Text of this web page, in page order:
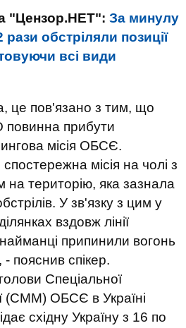
"Цензор.НЕТ": За минулу
обстріляли позиції
всі види
це пов'язано з тим, що
повинна прибути
місія ОБСЄ.
місія на чолі з
територію, яка зазнала
У зв'язку з цим у
вздовж лінії
найманці припинили вогонь
пояснив спікер.
Спеціальної
(СММ) ОБСЄ в Україні
східну Україну з 16 по